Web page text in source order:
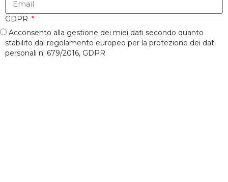
GDPR
Acconsento alla gestione dei miei dati secondo quanto
stabilito dal regolamento europeo per la protezione dei dati
personali n. 679/2016, GDPR